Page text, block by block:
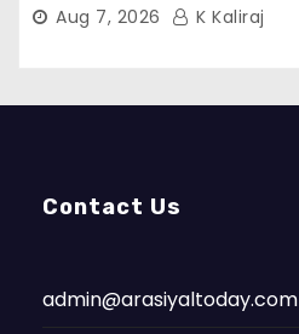
Aug 7, 2026 K Kaliraj
Contact Us
admin@arasiyaltoday.com